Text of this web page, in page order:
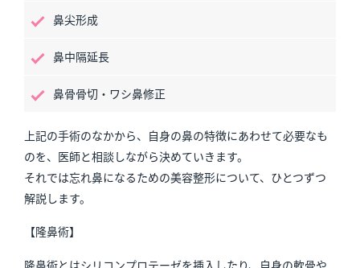
鼻尖形成
鼻中隔延長
鼻骨骨切・ワシ鼻修正
上記の手術のなかから、自身の鼻の特徴にあわせて必要なも
のを、医師と相談しながら決めていきます。
それでは忘れ鼻になるための美容整形について、ひとつずつ
解説します。
【隆鼻術】
隆鼻術とはシリコンプロテーゼを挿入したり、自身の軟骨や